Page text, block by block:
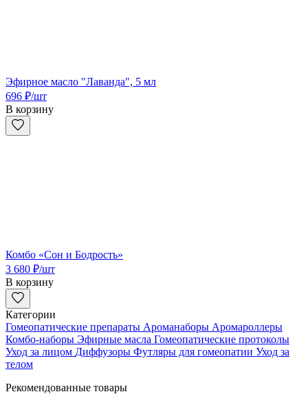
Эфирное масло "Лаванда", 5 мл
696 ₽/шт
В корзину
Комбо «Сон и Бодрость»
3 680 ₽/шт
В корзину
Категории
Гомеопатические препараты Ароманаборы Аромароллеры
Комбо-наборы Эфирные масла Гомеопатические протоколы
Уход за лицом Диффузоры Футляры для гомеопатии Уход за
телом
Рекомендованные товары